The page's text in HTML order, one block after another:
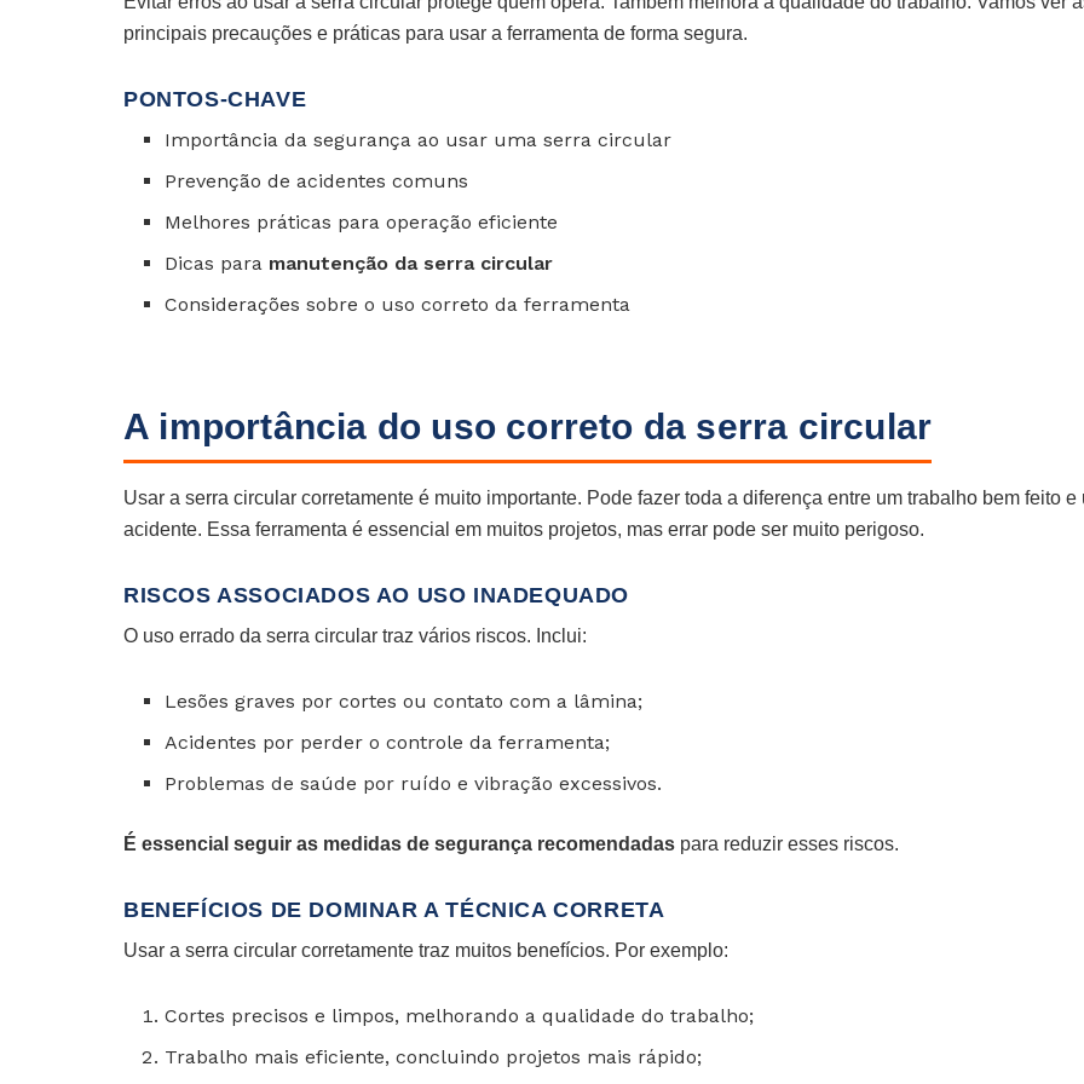
principais precauções e práticas para usar a ferramenta de forma segura.
PONTOS-CHAVE
Importância da segurança ao usar uma serra circular
Prevenção de acidentes comuns
Melhores práticas para operação eficiente
Dicas para manutenção da serra circular
Considerações sobre o uso correto da ferramenta
A importância do uso correto da serra circular
Usar a serra circular corretamente é muito importante. Pode fazer toda a diferença entre um trabalho bem feito e
acidente. Essa ferramenta é essencial em muitos projetos, mas errar pode ser muito perigoso.
RISCOS ASSOCIADOS AO USO INADEQUADO
O uso errado da serra circular traz vários riscos. Inclui:
Lesões graves por cortes ou contato com a lâmina;
Acidentes por perder o controle da ferramenta;
Problemas de saúde por ruído e vibração excessivos.
É essencial seguir as medidas de segurança recomendadas para reduzir esses riscos.
BENEFÍCIOS DE DOMINAR A TÉCNICA CORRETA
Usar a serra circular corretamente traz muitos benefícios. Por exemplo:
Cortes precisos e limpos, melhorando a qualidade do trabalho;
Trabalho mais eficiente, concluindo projetos mais rápido;